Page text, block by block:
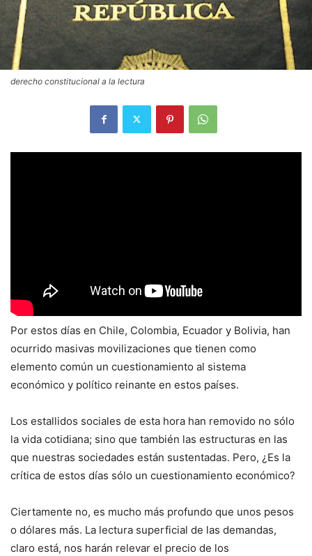
derecho constitucional a la lectura
Por estos días en Chile, Colombia, Ecuador y Bolivia, han
ocurrido masivas movilizaciones que tienen como
elemento común un cuestionamiento al sistema
económico y político reinante en estos países.
Los estallidos sociales de esta hora han removido no sólo
la vida cotidiana; sino que también las estructuras en las
que nuestras sociedades están sustentadas. Pero, ¿Es la
crítica de estos días sólo un cuestionamiento económico?
Ciertamente no, es mucho más profundo que unos pesos
o dólares más. La lectura superficial de las demandas,
claro está, nos harán relevar el precio de los